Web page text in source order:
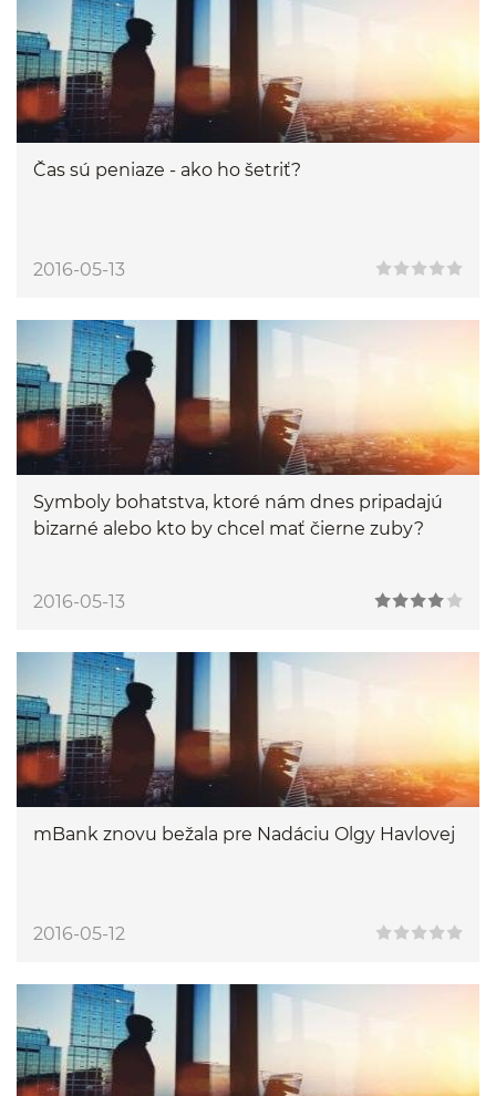
Čas sú peniaze - ako ho šetriť?
2016-05-13
Symboly bohatstva, ktoré nám dnes pripadajú
bizarné alebo kto by chcel mať čierne zuby?
2016-05-13
mBank znovu bežala pre Nadáciu Olgy Havlovej
2016-05-12